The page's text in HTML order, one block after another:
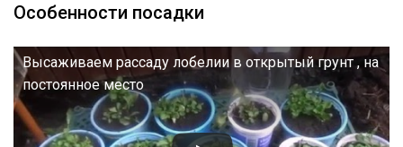
Особенности посадки
Высаживаем рассаду лобелии в открытый грунт , на
постоянное место